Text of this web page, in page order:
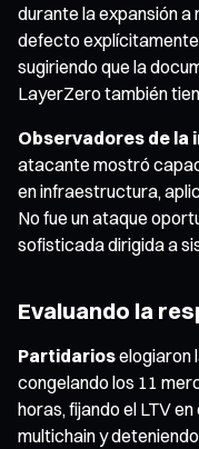
durante la expansión
defecto
sugiriendo que la
LayerZero también
Observadores de la
atacante mostró
en infraestructura,
No fue un ataque
sofisticada dirigida a
Evaluando la
Partidarioselogiaron
congelando los 11
horas, fijando el LTV
multichain y